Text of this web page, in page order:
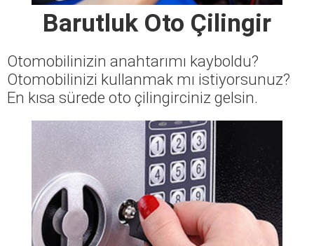
Barutluk Oto Çilingir
Otomobilinizin anahtarımı kayboldu?
Otomobilinizi kullanmak mı istiyorsunuz?
En kısa sürede oto çilingirciniz gelsin.